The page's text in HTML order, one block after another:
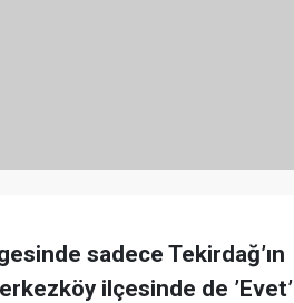
sadece Tekirdağ’ın
ilçesinde de ’Evet’